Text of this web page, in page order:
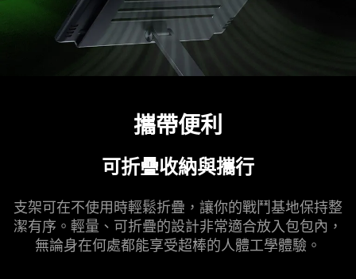
攜帶便利
可折疊收納與攜行
支架可在不使用時輕鬆折疊，讓你的戰鬥基地保持整
潔有序。輕量、可折疊的設計非常適合放入包包內，
無論身在何處都能享受超棒的人體工學體驗 。